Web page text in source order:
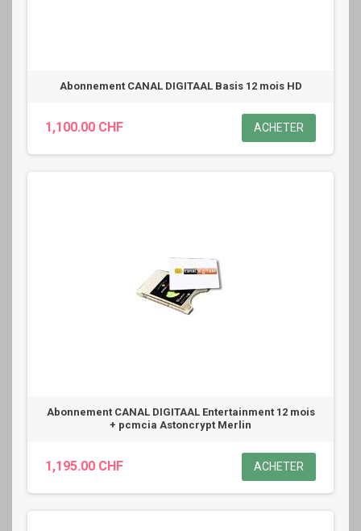
Abonnement CANAL DIGITAAL Basis 12 mois HD
1,100.00 CHF ACHETER
Abonnement CANAL DIGITAAL Entertainment 12 mois
+ pcmcia Astoncrypt Merlin
1,195.00 CHF ACHETER